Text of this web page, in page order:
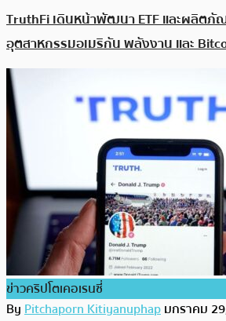
TruthFi เดินหน้าพัฒนา ETF และผลิต
อุตสาหกรรมอเมริกัน พลังงาน และ
ข่าวคริปโตเคอเรนซี่
ByPitchaporn Kitiyanuphapมกราคม